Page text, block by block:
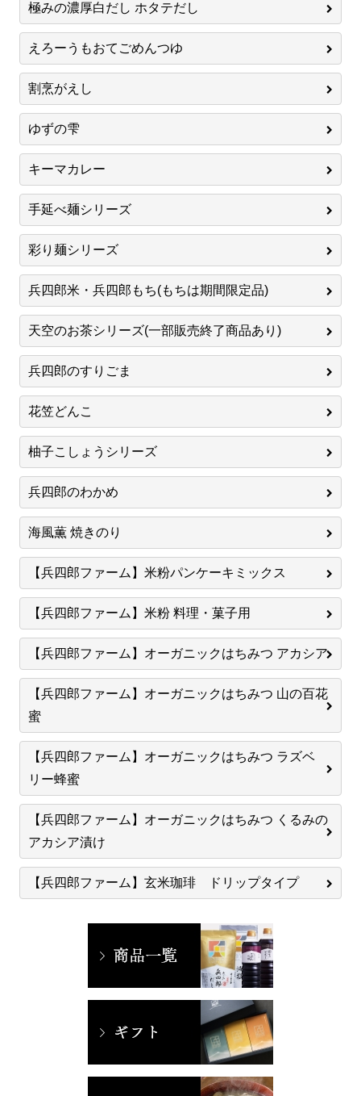
極みの濃厚白だし ホタテだし
えろーうもおてごめんつゆ
割烹がえし
ゆずの雫
キーマカレー
手延べ麺シリーズ
彩り麺シリーズ
兵四郎米・兵四郎もち(もちは期間限定品)
天空のお茶シリーズ(一部販売終了商品あり)
兵四郎のすりごま
花笠どんこ
柚子こしょうシリーズ
兵四郎のわかめ
海風薫 焼きのり
【兵四郎ファーム】米粉パンケーキミックス
【兵四郎ファーム】米粉 料理・菓子用
【兵四郎ファーム】オーガニックはちみつ アカシア
【兵四郎ファーム】オーガニックはちみつ 山の百花
蜜
【兵四郎ファーム】オーガニックはちみつ ラズベ
リー蜂蜜
【兵四郎ファーム】オーガニックはちみつ くるみの
アカシア漬け
【兵四郎ファーム】玄米珈琲 ドリップタイプ